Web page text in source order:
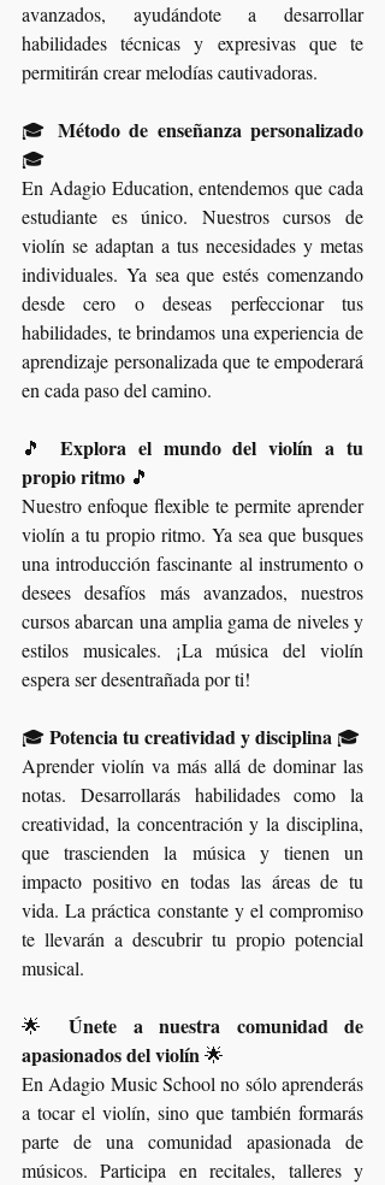
avanzados, ayudándote a desarrollar
habilidades técnicas y expresivas que te
permitirán crear melodías cautivadoras.
🎓 Método de enseñanza personalizado
🎓
En Adagio Education, entendemos que cada
estudiante es único. Nuestros cursos de
violín se adaptan a tus necesidades y metas
individuales. Ya sea que estés comenzando
desde cero o deseas perfeccionar tus
habilidades, te brindamos una experiencia de
aprendizaje personalizada que te empoderará
en cada paso del camino.
🎵 Explora el mundo del violín a tu
propio ritmo 🎵
Nuestro enfoque flexible te permite aprender
violín a tu propio ritmo. Ya sea que busques
una introducción fascinante al instrumento o
desees desafíos más avanzados, nuestros
cursos abarcan una amplia gama de niveles y
estilos musicales. ¡La música del violín
espera ser desentrañada por ti!
🎓 Potencia tu creatividad y disciplina 🎓
Aprender violín va más allá de dominar las
notas. Desarrollarás habilidades como la
creatividad, la concentración y la disciplina,
que trascienden la música y tienen un
impacto positivo en todas las áreas de tu
vida. La práctica constante y el compromiso
te llevarán a descubrir tu propio potencial
musical.
🌟 Únete a nuestra comunidad de
apasionados del violín 🌟
En Adagio Music School no sólo aprenderás
a tocar el violín, sino que también formarás
parte de una comunidad apasionada de
músicos. Participa en recitales, talleres y